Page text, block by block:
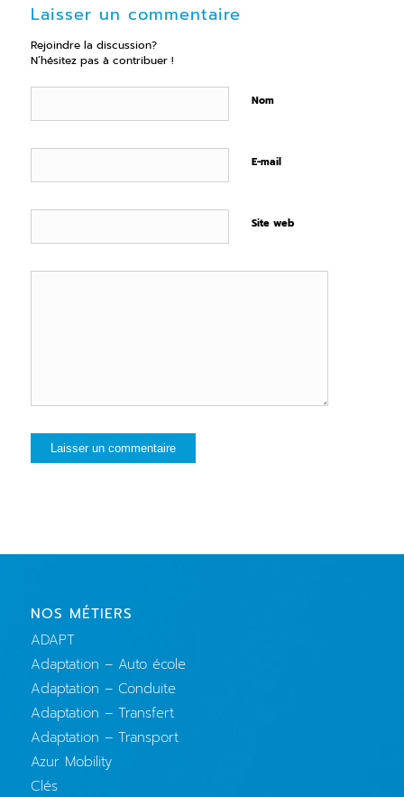
Laisser un commentaire
Rejoindre la discussion?
N’hésitez pas à contribuer !
Nom
E-mail
Site web
NOS MÉTIERS
ADAPT
Adaptation – Auto école
Adaptation – Conduite
Adaptation – Transfert
Adaptation – Transport
Azur Mobility
Clés